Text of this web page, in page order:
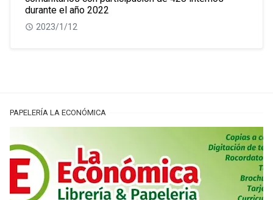
durante el año 2022
2023/1/12
PAPELERÍA LA ECONÓMICA